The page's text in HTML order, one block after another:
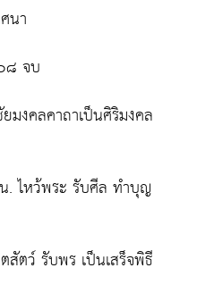
นา
๘ จบ
งคลคาถาเป็นศิริมงคล
ไหว้พระ รับศีล ทำบุญ
ตว์ รับพร เป็นเสร็จพิธี